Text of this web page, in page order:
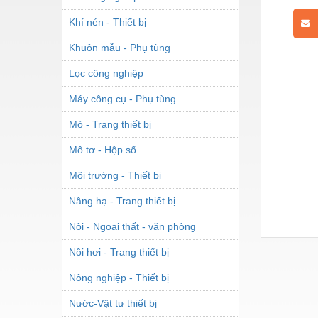
Khí nén - Thiết bị
Khuôn mẫu - Phụ tùng
Lọc công nghiệp
Máy công cụ - Phụ tùng
Mỏ - Trang thiết bị
Mô tơ - Hộp số
Môi trường - Thiết bị
Nâng hạ - Trang thiết bị
Nội - Ngoại thất - văn phòng
Nồi hơi - Trang thiết bị
Nông nghiệp - Thiết bị
Nước-Vật tư thiết bị